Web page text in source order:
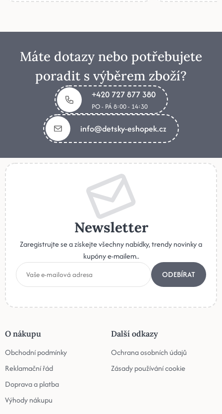
Máte dotazy nebo potřebujete
poradit s výběrem zboží?
+420 727 877 380
PO - PÁ 8:00 - 14:30
info@detsky-eshopek.cz
Newsletter
Zaregistrujte se a získejte všechny nabídky, trendy novinky a
kupóny e-mailem..
ODEBÍRAT
O nákupu
Obchodní podmínky
Reklamační řád
Doprava a platba
Výhody nákupu
Další odkazy
Ochrana osobních údajů
Zásady používání cookie